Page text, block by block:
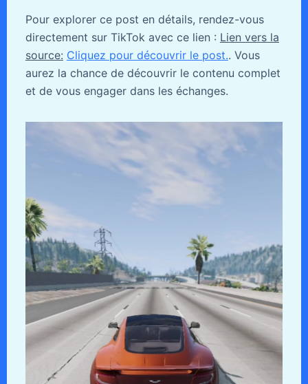
Pour explorer ce post en détails, rendez-vous
directement sur TikTok avec ce lien : Lien vers la
source: Cliquez pour découvrir le post.. Vous
aurez la chance de découvrir le contenu complet
et de vous engager dans les échanges.